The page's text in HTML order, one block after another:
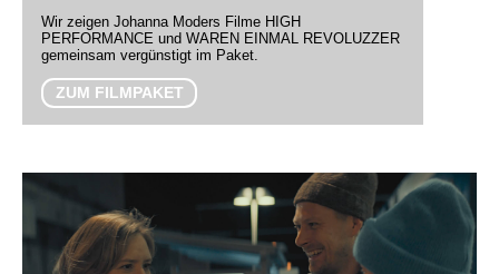
Wir zeigen Johanna Moders Filme HIGH
PERFORMANCE und WAREN EINMAL REVOLUZZER
gemeinsam vergünstigt im Paket.
ZUM FILMPAKET